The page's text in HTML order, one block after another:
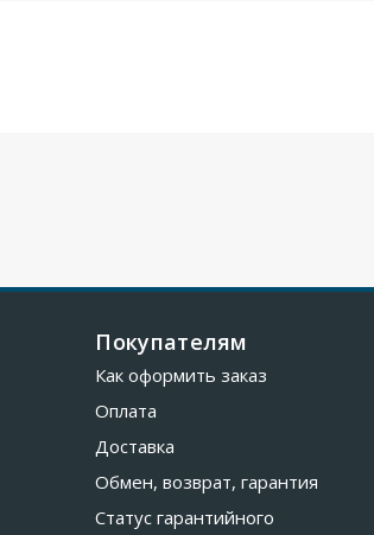
Покупателям
Как оформить заказ
Оплата
Доставка
Обмен, возврат, гарантия
Статус гарантийного